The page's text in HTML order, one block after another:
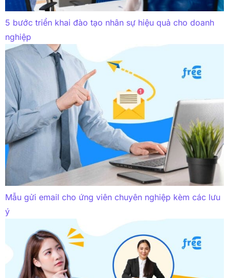
5 bước triển khai đào tạo nhân sự hiệu quả cho doanh
nghiệp
Mẫu gửi email cho ứng viên chuyên nghiệp kèm các lưu
ý